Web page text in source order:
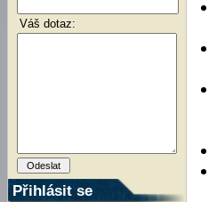
Váš dotaz:
Přihlásit se